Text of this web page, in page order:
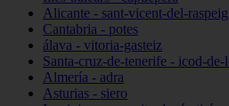
Alicante - sant-vicent-del-raspeig
Cantabria - potes
álava - vitoria-gasteiz
Santa-cruz-de-tenerife - icod-
Almería - adra
Asturias - siero